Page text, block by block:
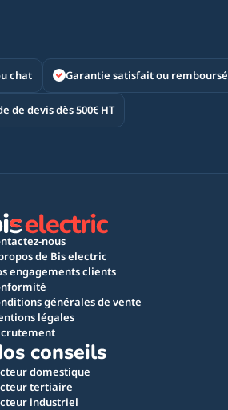
chat Garantie satisfait ou remboursé
de devis dès 500€ HT
nous
de Bis electric
engagements clients
générales de vente
légales
conseils
domestique
tertiaire
industriel